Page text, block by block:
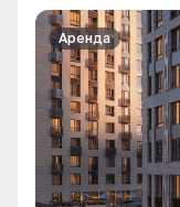
Аренда